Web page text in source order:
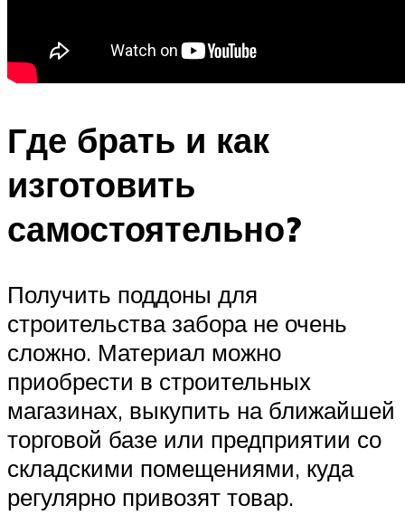
Где брать и как
изготовить
самостоятельно?
Получить поддоны для
строительства забора не очень
сложно. Материал можно
приобрести в строительных
магазинах, выкупить на ближайшей
торговой базе или предприятии со
складскими помещениями, куда
регулярно привозят товар.